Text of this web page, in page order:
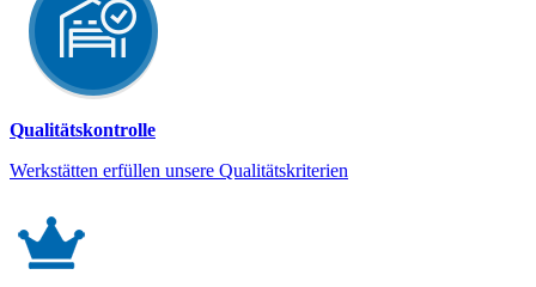
Qualitätskontrolle
Werkstätten erfüllen unsere Qualitätskriterien